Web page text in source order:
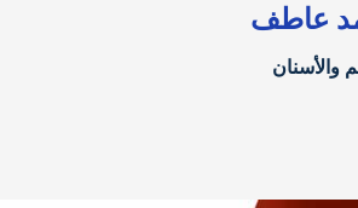
عاطف